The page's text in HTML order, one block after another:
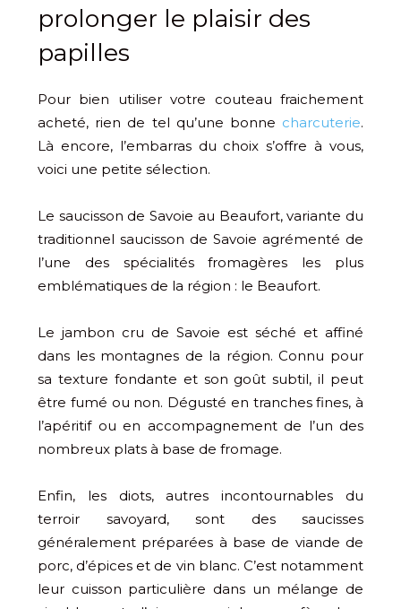
prolonger le plaisir des
papilles
Pour bien utiliser votre couteau fraichement
acheté, rien de tel qu’une bonne charcuterie.
Là encore, l’embarras du choix s’offre à vous,
voici une petite sélection.
Le saucisson de Savoie au Beaufort, variante du
traditionnel saucisson de Savoie agrémenté de
l’une des spécialités fromagères les plus
emblématiques de la région : le Beaufort.
Le jambon cru de Savoie est séché et affiné
dans les montagnes de la région. Connu pour
sa texture fondante et son goût subtil, il peut
être fumé ou non. Dégusté en tranches fines, à
l’apéritif ou en accompagnement de l’un des
nombreux plats à base de fromage.
Enfin, les diots, autres incontournables du
terroir savoyard, sont des saucisses
généralement préparées à base de viande de
porc, d’épices et de vin blanc. C’est notamment
leur cuisson particulière dans un mélange de